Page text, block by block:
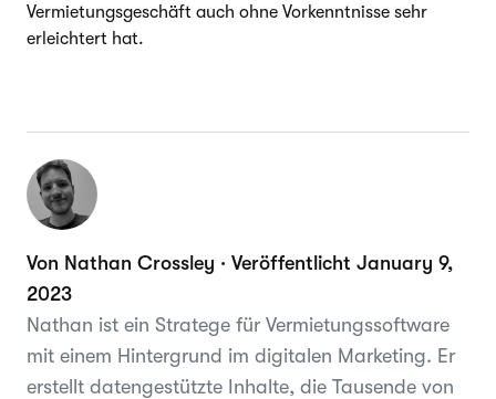
Vermietungsgeschäft auch ohne Vorkenntnisse sehr
erleichtert hat.
Von Nathan Crossley · Veröffentlicht January 9,
2023
Nathan ist ein Stratege für Vermietungssoftware
mit einem Hintergrund im digitalen Marketing. Er
erstellt datengestützte Inhalte, die Tausende von